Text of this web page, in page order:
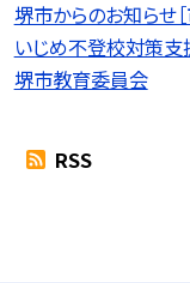
堺市からのお知らせ［
いじめ不登校対策
堺市教育委員会
RSS